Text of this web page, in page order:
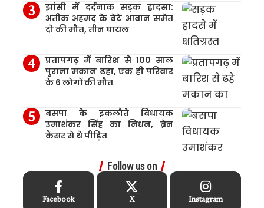
झांसी में दर्दनाक सड़क हादसा:
अतीक अहमद के बेटे आबान समेत
दो की मौत, तीन घायल
प्रतापगढ़ में बारिश से 100 साल
पुराना मकान ढहा, एक ही परिवार
के 6 लोगों की मौत
बसपा के इकलौते विधायक
उमाशंकर सिंह का निधन, ब्रेन
कैंसर से थे पीड़ित
Follow us on
Facebook X Instagram